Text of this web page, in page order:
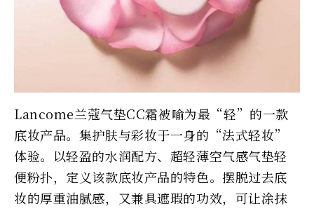
Lancome兰蔻气垫CC霜被喻为最“轻”的一款
底妆产品。集护肤与彩妆于一身的“法式轻妆”
体验。以轻盈的水润配方、超轻薄空气感气垫轻
便粉扑，定义该款底妆产品的特色。摆脱过去底
妆的厚重油腻感，又兼具遮瑕的功效，可让涂抹